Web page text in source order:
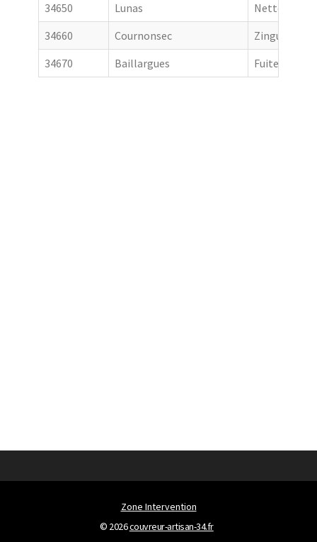
34650
Lunas
Nettoyage
34660
Cournonsec
Zingueur
34670
Baillargues Fuite toiture
Zone Intervention
© 2026couvreur-artisan-34.fr